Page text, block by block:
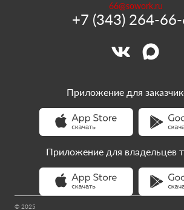
66@sowork.ru
+7 (343) 264-
© 2025
Приложение для
Приложение для владельцев